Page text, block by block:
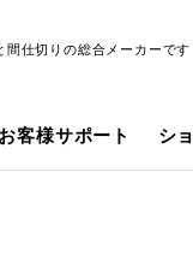
間仕切りの総合メーカーです
お客様サポート シ